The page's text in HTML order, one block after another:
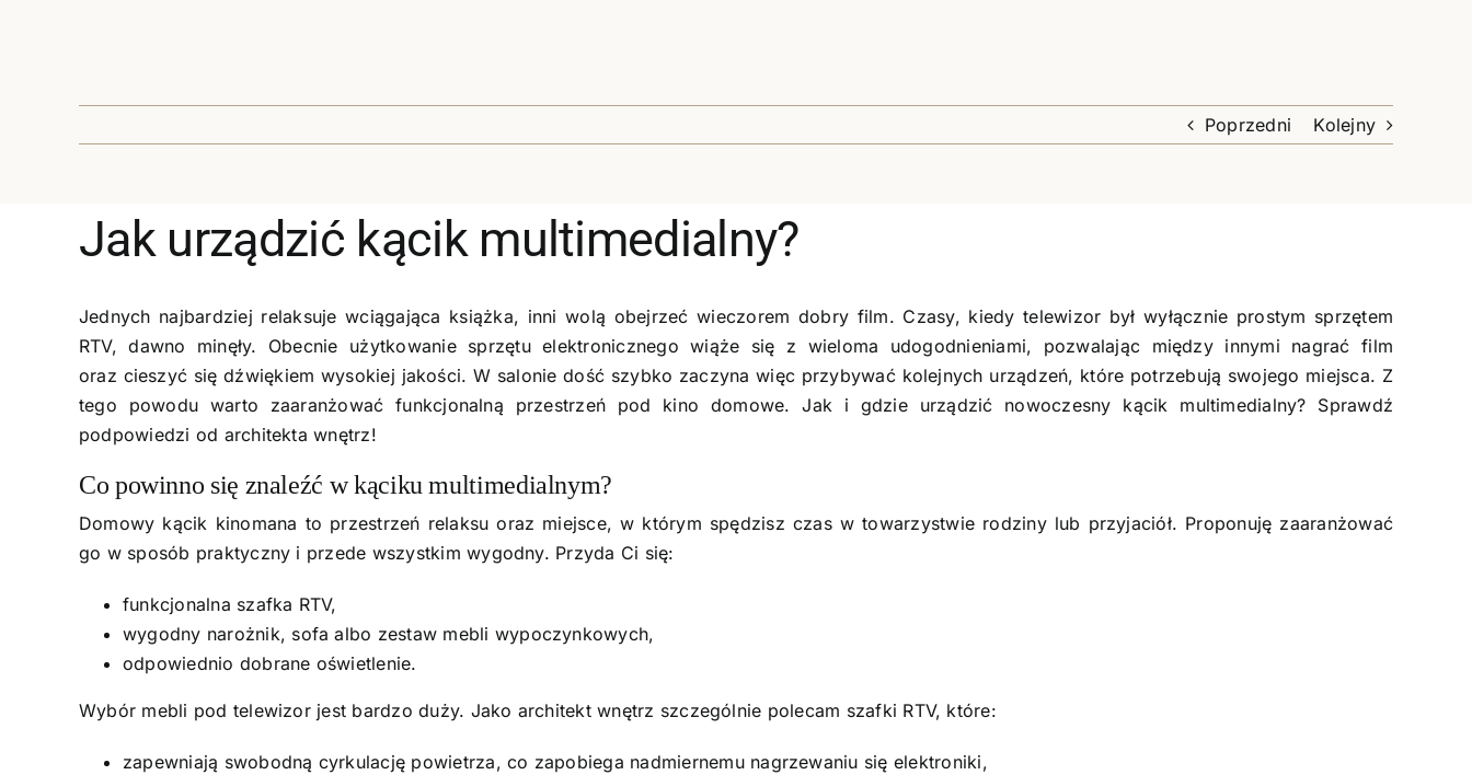
Poprzedni Kolejny
Jak urządzić kącik multimedialny?
Jednych najbardziej relaksuje wciągająca książka, inni wolą obejrzeć wieczorem dobry film. Czasy, kiedy telewizor był wyłącznie prostym sprzętem
RTV, dawno minęły. Obecnie użytkowanie sprzętu elektronicznego wiąże się z wieloma udogodnieniami, pozwalając między innymi nagrać film
oraz cieszyć się dźwiękiem wysokiej jakości. W salonie dość szybko zaczyna więc przybywać kolejnych urządzeń, które potrzebują swojego miejsca. Z
tego powodu warto zaaranżować funkcjonalną przestrzeń pod kino domowe. Jak i gdzie urządzić nowoczesny kącik multimedialny? Sprawdź
podpowiedzi od architekta wnętrz!
Co powinno się znaleźć w kąciku multimedialnym?
Domowy kącik kinomana to przestrzeń relaksu oraz miejsce, w którym spędzisz czas w towarzystwie rodziny lub przyjaciół. Proponuję zaaranżować
go w sposób praktyczny i przede wszystkim wygodny. Przyda Ci się:
funkcjonalna szafka RTV,
wygodny narożnik, sofa albo zestaw mebli wypoczynkowych,
odpowiednio dobrane oświetlenie.
Wybór mebli pod telewizor jest bardzo duży. Jako architekt wnętrz szczególnie polecam szafki RTV, które:
zapewniają swobodną cyrkulację powietrza, co zapobiega nadmiernemu nagrzewaniu się elektroniki,